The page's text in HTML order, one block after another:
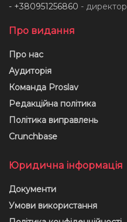
- +380951256860 - директор
Про видання
Про нас
Аудиторія
Команда Proslav
Редакційна політика
Політика виправлень
Crunchbase
Юридична інформація
Документи
Умови використання